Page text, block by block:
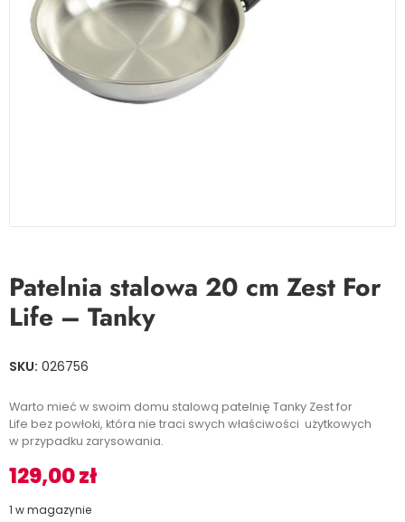
Patelnia stalowa 20 cm Zest For
Life – Tanky
SKU: 026756
Warto mieć w swoim domu stalową patelnię Tanky Zest for
Life bez powłoki, która nie traci swych właściwości użytkowych
w przypadku zarysowania.
129,00zł
1 w magazynie